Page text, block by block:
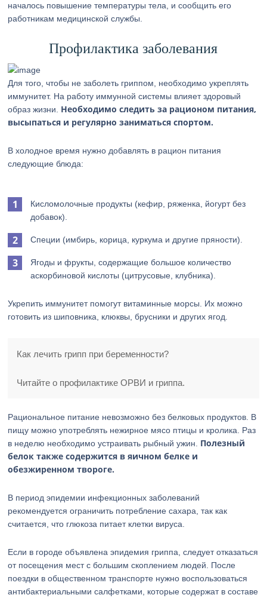
началось повышение температуры тела, и сообщить его
работникам медицинской службы.
Профилактика заболевания
Для того, чтобы не заболеть гриппом, необходимо укреплять
иммунитет. На работу иммунной системы влияет здоровый
образ жизни. Необходимо следить за рационом питания,
высыпаться и регулярно заниматься спортом.
В холодное время нужно добавлять в рацион питания
следующие блюда:
Кисломолочные продукты (кефир, ряженка, йогурт без
добавок).
Специи (имбирь, корица, куркума и другие пряности).
Ягоды и фрукты, содержащие большое количество
аскорбиновой кислоты (цитрусовые, клубника).
Укрепить иммунитет помогут витаминные морсы. Их можно
готовить из шиповника, клюквы, брусники и других ягод.
Как лечить грипп при беременности?
Читайте о профилактике ОРВИ и гриппа.
Рациональное питание невозможно без белковых продуктов. В
пищу можно употреблять нежирное мясо птицы и кролика. Раз
в неделю необходимо устраивать рыбный ужин. Полезный
белок также содержится в яичном белке и
обезжиренном твороге.
В период эпидемии инфекционных заболеваний
рекомендуется ограничить потребление сахара, так как
считается, что глюкоза питает клетки вируса.
Если в городе объявлена эпидемия гриппа, следует отказаться
от посещения мест с большим скоплением людей. После
поездки в общественном транспорте нужно воспользоваться
антибактериальными салфетками, которые содержат в составе